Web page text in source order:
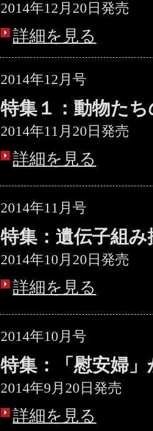
2014年12月20日発売
詳細を見る
2014年12月号
特集１：動物た
2014年11月20日発売
詳細を見る
2014年11月号
特集：遺伝子組
2014年10月20日発売
詳細を見る
2014年10月号
特集：「慰安婦
2014年9月20日発売
詳細を見る